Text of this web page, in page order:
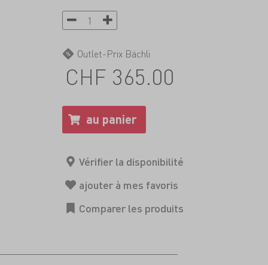
Outlet-Prix Bächli
CHF 365.00